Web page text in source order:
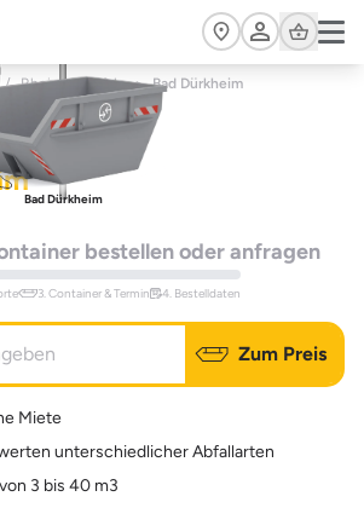
Cart
/ Rheinland-Pfalz > Bad Dürkheim
Bad Dürkheim
bestellen oder anfragen
3. Container & Termin 4. Bestelldaten
Zum Preis
Miete
unterschiedlicher Abfallarten
3 bis 40 m3